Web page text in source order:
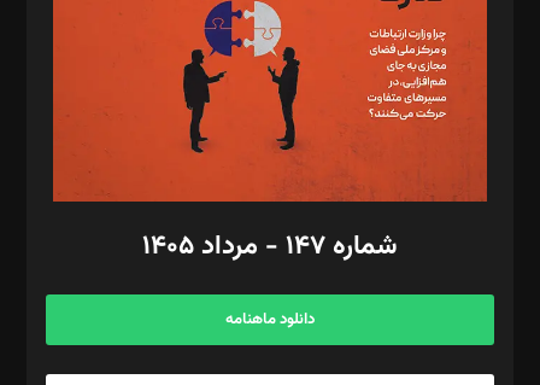
ویرایش: نگار استاد‌‌آقا
طراح یونیفرم: مجید توکلی
فیلمبرداری و عکاسی: امیر شفیعی، مانی لطفی زاده
گرافیک و صفحه‌آرایی: سید‌سبحان‌علی ثابت
مد‌یر توسعه تجاری: کامبیز برید‌
امور مالی: شاپور رهبری، محمد‌ کاظمی‌نیا
آگهی و مشترکین: ۰۹۱۹۹۹۹۰۴۵۴
شماره ۱۴۷ - مرداد ۱۴۰۵
دانلود ماهنامه